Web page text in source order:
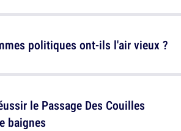
le Passage Des Couilles
baignes
politiques ont-ils l'air vieux ?